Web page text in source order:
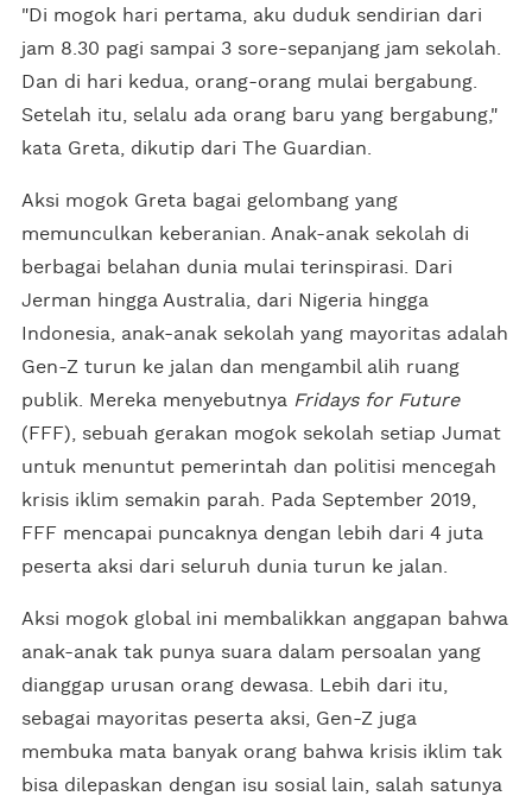
"Di mogok hari pertama, aku duduk sendirian dari
jam 8.30 pagi sampai 3 sore-sepanjang jam sekolah.
Dan di hari kedua, orang-orang mulai bergabung.
Setelah itu, selalu ada orang baru yang bergabung,"
kata Greta, dikutip dari The Guardian.
Aksi mogok Greta bagai gelombang yang
memunculkan keberanian. Anak-anak sekolah di
berbagai belahan dunia mulai terinspirasi. Dari
Jerman hingga Australia, dari Nigeria hingga
Indonesia, anak-anak sekolah yang mayoritas adalah
Gen-Z turun ke jalan dan mengambil alih ruang
publik. Mereka menyebutnya Fridays for Future
(FFF), sebuah gerakan mogok sekolah setiap Jumat
untuk menuntut pemerintah dan politisi mencegah
krisis iklim semakin parah. Pada September 2019,
FFF mencapai puncaknya dengan lebih dari 4 juta
peserta aksi dari seluruh dunia turun ke jalan.
Aksi mogok global ini membalikkan anggapan bahwa
anak-anak tak punya suara dalam persoalan yang
dianggap urusan orang dewasa. Lebih dari itu,
sebagai mayoritas peserta aksi, Gen-Z juga
membuka mata banyak orang bahwa krisis iklim tak
bisa dilepaskan dengan isu sosial lain, salah satunya